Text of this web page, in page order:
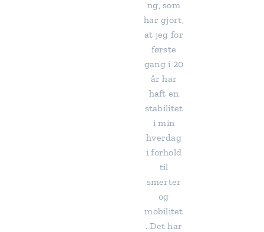
ng, som
har gjort,
at jeg for
første
gang i 20
år har
haft en
stabilitet
i min
hverdag
i forhold
til
smerter
og
mobilitet
. Det har